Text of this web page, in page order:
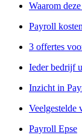
Waarom
Payroll
3 offertes
Ieder bedrijf
Inzicht in
Veelgestelde
Payroll Epse